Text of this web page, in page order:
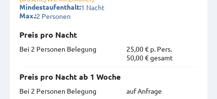
Mindestaufenthalt:1 Nacht
Max.:2 Personen
Preis pro Nacht
Bei 2 Personen Belegung
25,00 € p. Pers.
50,00 € gesamt
Preis pro Nacht ab 1 Woche
Bei 2 Personen Belegung
auf Anfrage